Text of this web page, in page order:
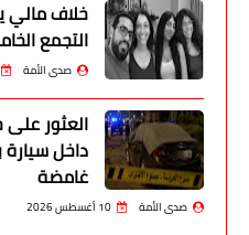
خلاف مالي
التجمع
صدى الأمة
العثور
داخل
غامضة
صدى الأمة 10 أغسطس 2026